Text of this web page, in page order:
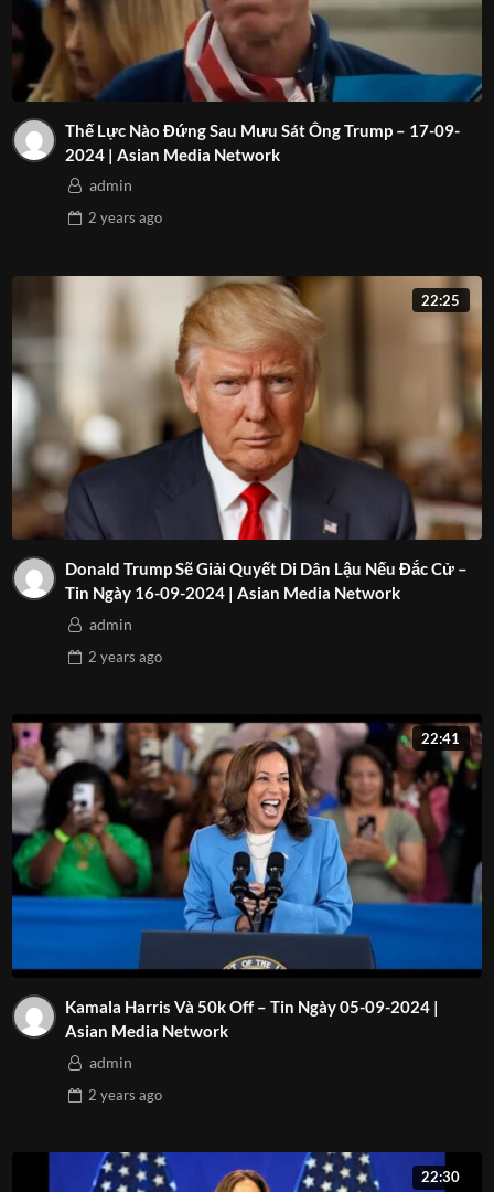
Thế Lực Nào Đứng Sau Mưu Sát Ông Trump – 17-09-
2024 | Asian Media Network
admin
2 years ago
22:25
Donald Trump Sẽ Giải Quyết Di Dân Lậu Nếu Đắc Cử –
Tin Ngày 16-09-2024 | Asian Media Network
admin
2 years ago
22:41
Kamala Harris Và 50k Off – Tin Ngày 05-09-2024 |
Asian Media Network
admin
2 years ago
22:30